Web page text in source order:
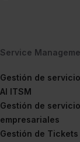
Service
Gestión de
AI ITSM
Gestión de
empresariales
Gestión de Tickets